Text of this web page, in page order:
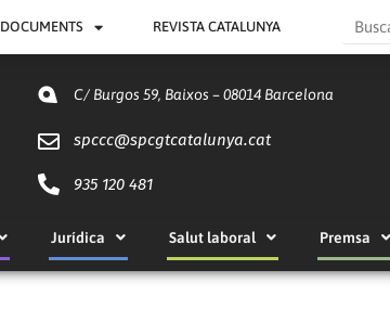
DOCUMENTS REVISTA CATALUNYA Search
C/ Burgos 59, Baixos – 08014 Barcelona
spccc@spcgtcatalunya.cat
935 120 481
Jurídica Salut laboral Premsa